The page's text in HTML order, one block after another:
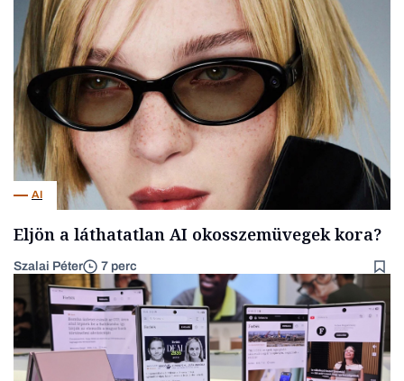
AI
Eljön a láthatatlan AI okosszemüvegek kora?
Szalai Péter 7 perc